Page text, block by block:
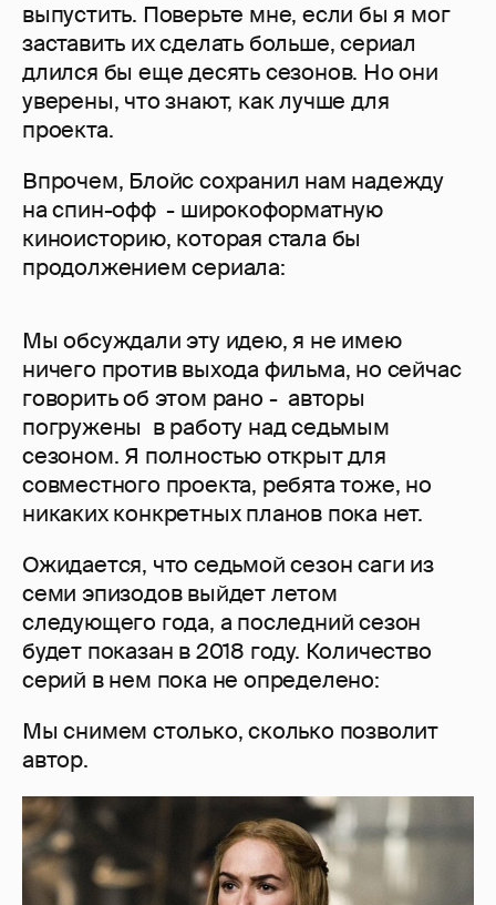
выпустить. Поверьте мне, если бы я мог
заставить их сделать больше, сериал
длился бы еще десять сезонов. Но они
уверены, что знают, как лучше для
проекта.
Впрочем, Блойс сохранил нам надежду
на спин-офф - широкоформатную
киноисторию, которая стала бы
продолжением сериала:
Мы обсуждали эту идею, я не имею
ничего против выхода фильма, но сейчас
говорить об этом рано - авторы
погружены в работу над седьмым
сезоном. Я полностью открыт для
совместного проекта, ребята тоже, но
никаких конкретных планов пока нет.
Ожидается, что седьмой сезон саги из
семи эпизодов выйдет летом
следующего года, а последний сезон
будет показан в 2018 году. Количество
серий в нем пока не определено:
Мы снимем столько, сколько позволит
автор.